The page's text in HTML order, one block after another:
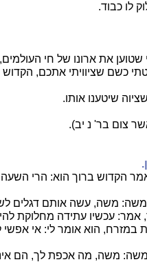
לו כבוד.
שטוען את ארונו של חי
כשם שציוויתי אתכם,
שיטענו אותו.
צום בר' נ יב).
הקדוש ברוך הוא: הרי
משה, עשה אותם דגלים
עכשיו עתידה מחלוקת
הוא אומר לי: אי אפשי
משה, מה אכפת לך, הם